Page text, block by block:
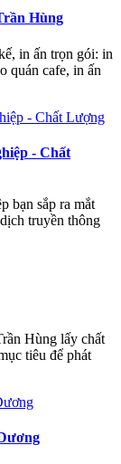
Hùng
in ấn trọn gói: in
quán cafe, in ấn
- Chất
bạn sắp ra mắt
truyền thông
Hùng lấy chất
tiêu để phát